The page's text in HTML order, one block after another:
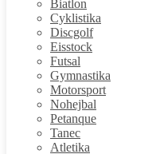
Biatlon
Cyklistika
Discgolf
Eisstock
Futsal
Gymnastika
Motorsport
Nohejbal
Petanque
Tanec
Atletika